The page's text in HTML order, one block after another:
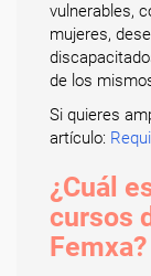
vulnerables,
mujeres,
de los
Si quieres
artículo:
¿Cuál
cursos
Femxa?